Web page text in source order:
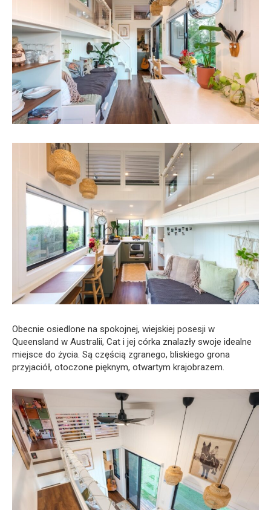
Obecnie osiedlone na spokojnej, wiejskiej posesji w
Queensland w Australii, Cat i jej córka znalazły swoje idealne
miejsce do życia. Są częścią zgranego, bliskiego grona
przyjaciół, otoczone pięknym, otwartym krajobrazem.